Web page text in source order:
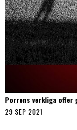
Porrens verkliga offer
29 SEP 2021